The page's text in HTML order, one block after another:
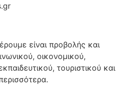
είναι προβολής και
οικονομικού,
τουριστικού και